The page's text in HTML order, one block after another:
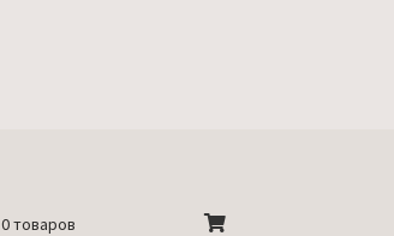
0 товаров